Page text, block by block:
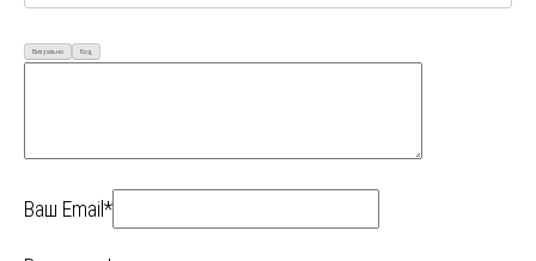
Визуально Код
Ваш Email*